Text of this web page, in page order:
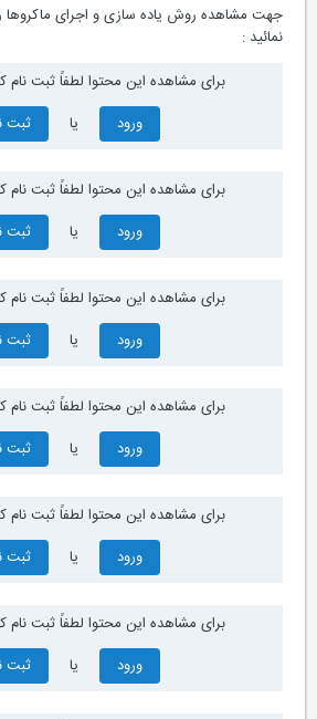
جهت مشاهده روش یاده سازی و اجرای ماکروها
نمائید :
برای مشاهده این محتوا لطفاً ثبت نام
ورود
ثبت نام
برای مشاهده این محتوا لطفاً ثبت نام
ورود
ثبت نام
برای مشاهده این محتوا لطفاً ثبت نام
ورود
ثبت نام
برای مشاهده این محتوا لطفاً ثبت نام
ورود
ثبت نام
برای مشاهده این محتوا لطفاً ثبت نام
ورود
ثبت نام
برای مشاهده این محتوا لطفاً ثبت نام
ورود
ثبت نام